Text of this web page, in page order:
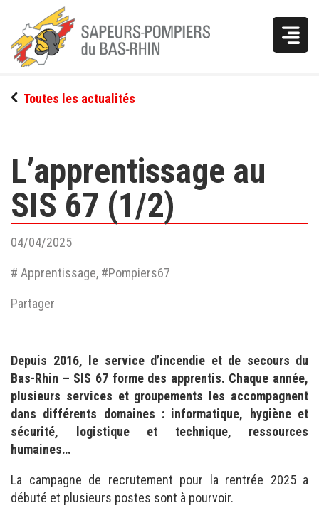
Vous
ici
Toutes les actualités
L’apprentissage au
SIS 67 (1/2)
04/04/2025
# Apprentissage, #Pompiers67
Partager
Depuis 2016, le service d’incendie et de secours du
Bas-Rhin – SIS 67 forme des apprentis. Chaque année,
plusieurs services et groupements les accompagnent
dans différents domaines : informatique, hygiène et
sécurité, logistique et technique, ressources
humaines…
La campagne de recrutement pour la rentrée 2025 a
débuté et plusieurs postes sont à pourvoir.